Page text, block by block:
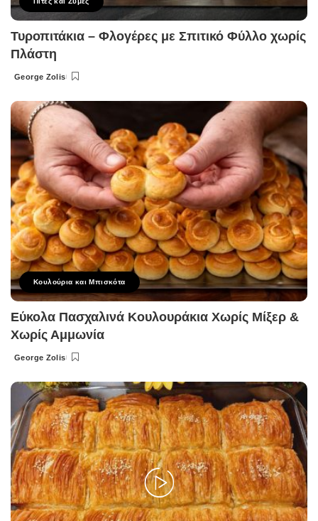
Τυροπιτάκια – Φλογέρες με Σπιτικό Φύλλο χωρίς
Πλάστη
Posted
George Zolis
Κουλούρια και Μπισκότα
Εύκολα Πασχαλινά Κουλουράκια Χωρίς Μίξερ &
Χωρίς Αμμωνία
Posted
George Zolis